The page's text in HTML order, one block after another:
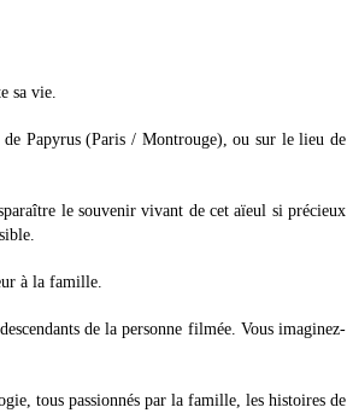
sa vie.
de Papyrus (Paris / Montrouge), ou sur le lieu de
le souvenir vivant de cet aïeul si précieux
à la famille.
de la personne filmée. Vous imaginez-
tous passionnés par la famille, les histoires de